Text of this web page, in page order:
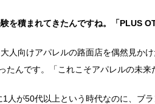
を積まれてきたんですね。「PLUS
人向けアパレルの路面店を偶然見か
たんです。「これこそアパレルの未来
1人が50代以上という時代なのに、ブ